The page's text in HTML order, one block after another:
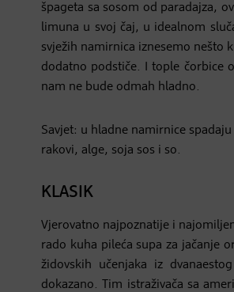
špageta sa sosom od paradajza,
limuna u svoj čaj, u idealnom
svježih namirnica iznesemo nešto
dodatno podstiče. I tople čorbice
nam ne bude odmah hladno.
Savjet: u hladne namirnice
rakovi, alge, soja sos i so.
KLASIK
Vjerovatno najpoznatije i
rado kuha pileća supa za jačanje
židovskih učenjaka iz
dokazano. Tim istraživača sa